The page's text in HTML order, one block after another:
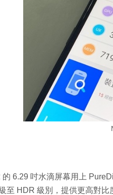
的 6.29 吋水滴屏幕用上
至 HDR 級別，提供更高對